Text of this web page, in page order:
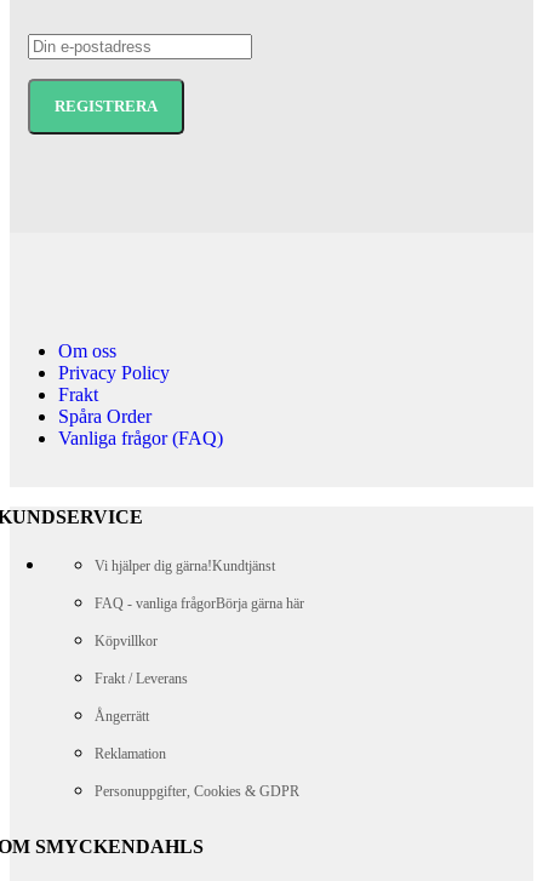
Om oss
Privacy Policy
Frakt
Spåra Order
Vanliga frågor (FAQ)
Vi hjälper dig gärna!Kundtjänst
FAQ - vanliga frågorBörja gärna här
Köpvillkor
Frakt / Leverans
Ångerrätt
Reklamation
Personuppgifter, Cookies & GDPR
SMYCKENDAHLS